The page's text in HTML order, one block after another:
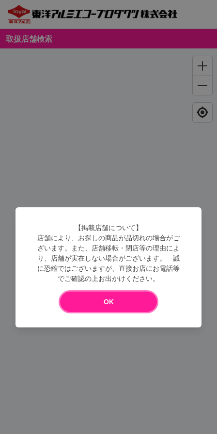
取扱店舗検索
Loading...
【掲載店舗について】
店舗により、お探しの商品が品切れの場合がご
ざいます。また、店舗移転・閉店等の理由によ
り、店舗が実在しない場合がございます。 誠
に恐縮ではございますが、直接お店にお電話等
でご確認の上お出かけください。
OK